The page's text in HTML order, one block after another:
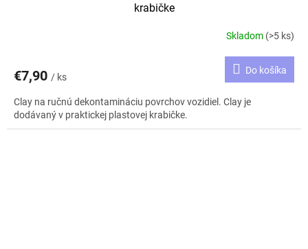
krabičke
Skladom (>5 ks)
€7,90 / ks
Do košíka
Clay na ručnú dekontamináciu povrchov vozidiel. Clay je
dodávaný v praktickej plastovej krabičke.